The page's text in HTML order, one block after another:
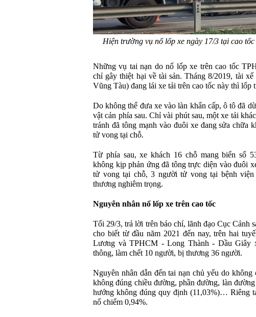
Hiện trường vụ nổ lốp xe ngày 17/3 tại cao
Những vụ tai nạn do nổ lốp xe trên cao tốc
chỉ gây thiệt hại về tài sản. Tháng 8/2019, tài
Vũng Tàu) đang lái xe tải trên cao tốc này thì lốp
Do không thể đưa xe vào làn khẩn cấp, ô tô đã
vật cản phía sau. Chỉ vài phút sau, một xe tải
tránh đã tông mạnh vào đuôi xe đang sửa chữa
tử vong tại chỗ.
Từ phía sau, xe khách 16 chỗ mang biển số
không kịp phản ứng đã tông trực diện vào đuôi
tử vong tại chỗ, 3 người tử vong tại bệnh
thương nghiêm trọng.
Nguyên nhân nổ lốp xe trên cao tốc
Tối 29/3, trả lời trên báo chí, lãnh đạo Cục Cảnh
cho biết từ đầu năm 2021 đến nay, trên hai
Lương và TPHCM - Long Thành - Dầu Giây
thông, làm chết 10 người, bị thương 36 người.
Nguyên nhân dẫn đến tai nạn chủ yếu do
không đúng chiều đường, phần đường, làn
hướng không đúng quy định (11,03%)… Riêng
nổ chiếm 0,94%.